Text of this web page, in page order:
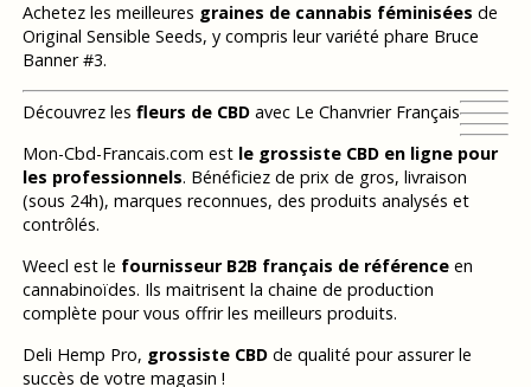
Achetez les meilleures graines de cannabis féminisées de
Original Sensible Seeds, y compris leur variété phare Bruce
Banner #3.
Découvrez les fleurs de CBDavec Le Chanvrier Français
Mon-Cbd-Francais.com est le grossiste CBD en ligne pour
les professionnels. Bénéficiez de prix de gros, livraison
(sous 24h), marques reconnues, des produits analysés et
contrôlés.
Weecl est le fournisseur B2B français de référenceen
cannabinoïdes. Ils maitrisent la chaine de production
complète pour vous offrir les meilleurs produits.
Deli Hemp Pro, grossiste CBDde qualité pour assurer le
succès de votre magasin !